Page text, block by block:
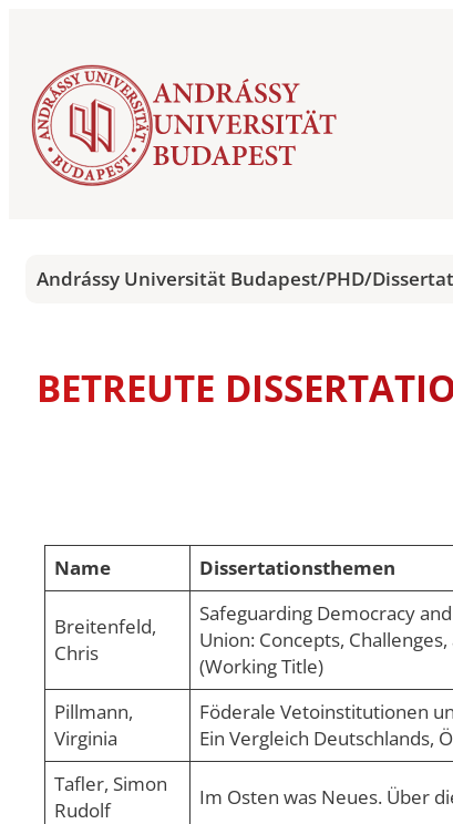
Andrássy Universität Budapest/PHD/
BETREUTE
Name Dissertationsthemen
Breitenfeld,
Chris
Safeguarding Democracy
Union: Concepts,
(Working Title)
Pillmann,
Virginia
Föderale Vetoinstitutionen
Ein Vergleich Deutschlands,
Tafler, Simon
Rudolf
Im Osten was Neues. Über